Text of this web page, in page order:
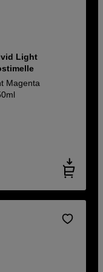
Light
Magenta